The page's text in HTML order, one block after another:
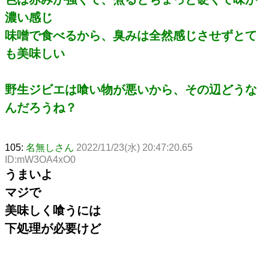
濃い感じ
味噌で食べるから、臭みは全然感じさせずとて
も美味しい
野生ジビエは喰い物が悪いから、その辺どうな
んだろうね？
105: 名無しさん 2022/11/23(水) 20:47:20.65
ID:mW3OA4xO0
うまいよ
マジで
美味しく喰うには
下処理が必要けど